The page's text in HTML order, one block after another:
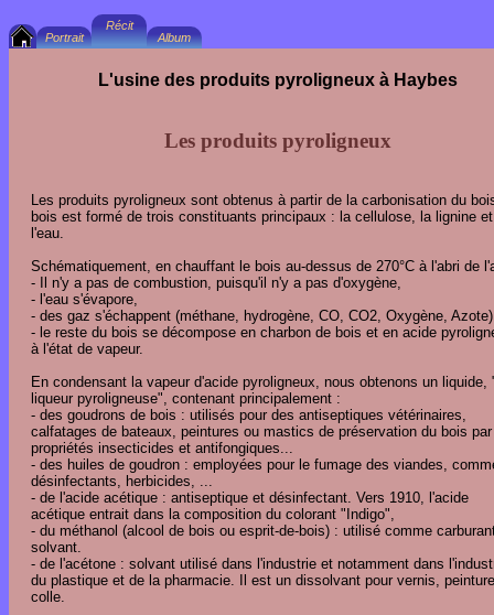
L'usine des produits pyroligneux à Haybes
Les produits pyroligneux
Les produits pyroligneux sont obtenus à partir de la carbonisation du
bois est formé de trois constituants principaux : la cellulose, la lignine et
l'eau.
Schématiquement, en chauffant le bois au-dessus de 270°C à l'abri de
- Il n'y a pas de combustion, puisqu'il n'y a pas d'oxygène,
- l'eau s'évapore,
- des gaz s'échappent (méthane, hydrogène, CO, CO2, Oxygène,
- le reste du bois se décompose en charbon de bois et en acide
à l'état de vapeur.
En condensant la vapeur d'acide pyroligneux, nous obtenons un liquide,
liqueur pyroligneuse", contenant principalement :
- des goudrons de bois : utilisés pour des antiseptiques vétérinaires,
calfatages de bateaux, peintures ou mastics de préservation du bois
propriétés insecticides et antifongiques...
- des huiles de goudron : employées pour le fumage des viandes,
désinfectants, herbicides, ...
- de l'acide acétique : antiseptique et désinfectant. Vers 1910, l'acide
acétique entrait dans la composition du colorant "Indigo",
- du méthanol (alcool de bois ou esprit-de-bois) : utilisé comme
solvant.
- de l'acétone : solvant utilisé dans l'industrie et notamment dans
du plastique et de la pharmacie. Il est un dissolvant pour vernis,
colle.